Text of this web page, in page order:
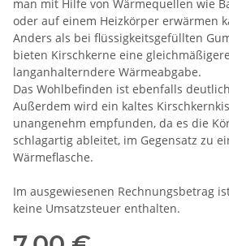
man mit Hilfe von Wärmequellen wie
oder auf einem Heizkörper erwärmen
Anders als bei flüssigkeitsgefüllten
bieten Kirschkerne eine
langanhalterndere Wärmeabgabe.
Das Wohlbefinden ist ebenfalls
Außerdem wird ein kaltes
unangenehm empfunden, da es die
schlagartig ableitet, im Gegensatz zu
Wärmeflasche.
Im ausgewiesenen Rechnungsbetrag
keine Umsatzsteuer enthalten.